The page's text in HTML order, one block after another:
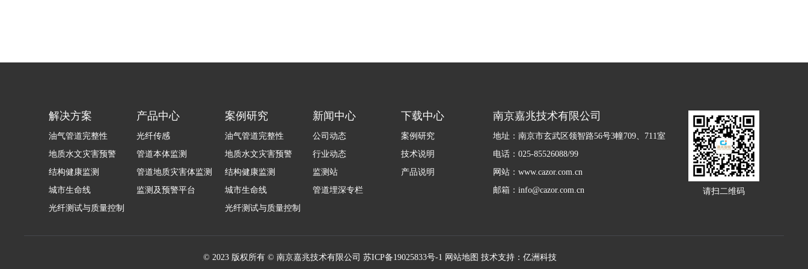
解决方案
油气管道完整性
地质水文灾害预警
结构健康监测
城市生命线
光纤测试与质量控制
产品中心
光纤传感
管道本体监测
管道地质灾害体监测
监测及预警平台
案例研究
油气管道完整性
地质水文灾害预警
结构健康监测
城市生命线
光纤测试与质量控制
新闻中心
公司动态
行业动态
监测站
管道埋深专栏
下载中心
案例研究
技术说明
产品说明
请扫二维码
南京嘉兆技术有限公司
地址：南京市玄武区领智路56号3幢709、711室
电话：025-85526088/99
网站：www.cazor.com.cn
邮箱：info@cazor.com.cn
© 2023 版权所有 © 南京嘉兆技术有限公司 苏ICP备19025833号-1 网站地图 技术支持：亿洲科技